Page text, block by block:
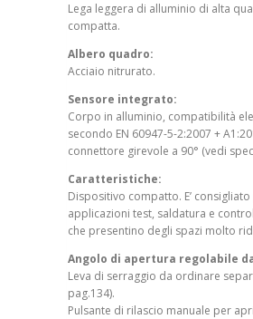
Lega leggera di alluminio di alta
compatta.
Albero quadro:
Acciaio nitrurato.
Sensore integrato:
Corpo in alluminio, compatibilità
secondo EN 60947-5-2:2007 +
connettore girevole a 90° (vedi
Caratteristiche:
Dispositivo compatto. E’ consigliato
applicazioni test, saldatura e
che presentino degli spazi molto
Angolo di apertura regolabile da
Leva di serraggio da ordinare
pag.134).
Pulsante di rilascio manuale per